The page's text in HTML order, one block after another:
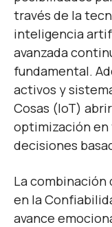
través de la
inteligencia
avanzada
fundamental.
activos y
Cosas (IoT)
optimización en
decisiones
La
en la
avance